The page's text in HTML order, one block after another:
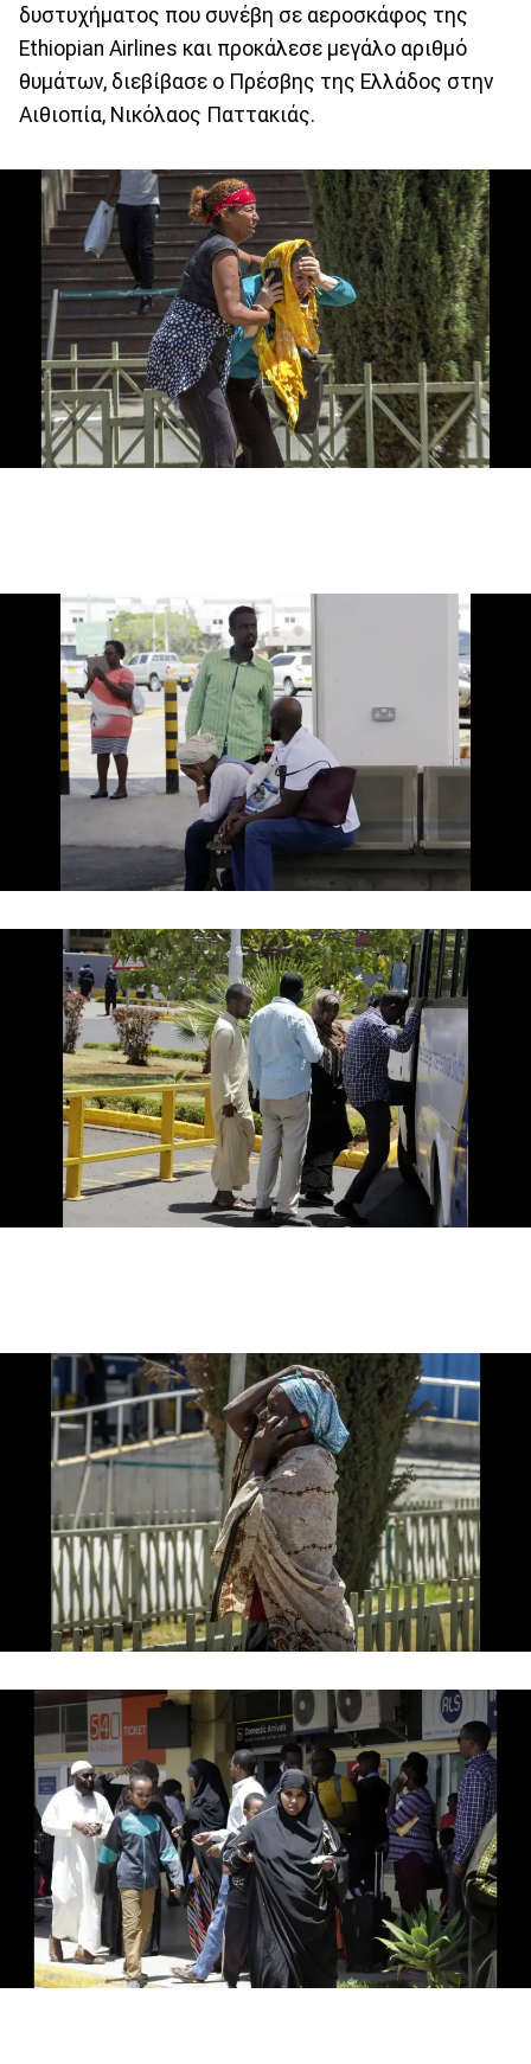
δυστυχήματος που συνέβη σε αεροσκάφος της
Ethiopian Airlines και προκάλεσε μεγάλο αριθμό
θυμάτων, διεβίβασε ο Πρέσβης της Ελλάδος στην
Αιθιοπία, Νικόλαος Παττακιάς.